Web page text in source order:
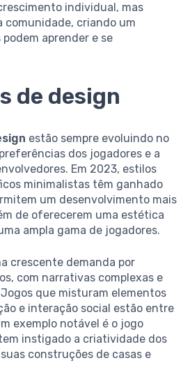
individual, mas
comunidade, criando um
aprender e se
de design
estão sempre evoluindo no
dos jogadores e a
Em 2023, estilos
minimalistas têm ganhado
um desenvolvimento mais
de oferecerem uma estética
ampla gama de jogadores.
crescente demanda por
com narrativas complexas e
que misturam elementos
e interação social estão entre
exemplo notável é o jogo
instigado a criatividade dos
construções de casas e